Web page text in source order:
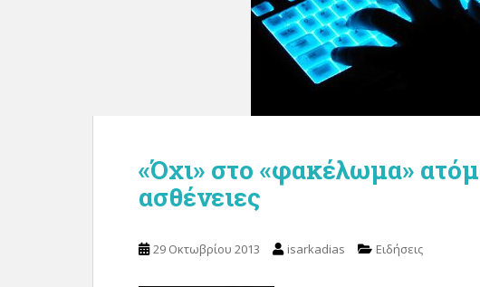
«Όχι» στο «φακέλωμα»
ασθένειες
29 Οκτωβρίου 2013 isarkadias Ειδήσεις